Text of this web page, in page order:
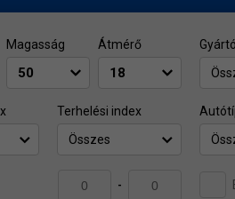
Magasság Átmérő
Terhelési index
Összes
-